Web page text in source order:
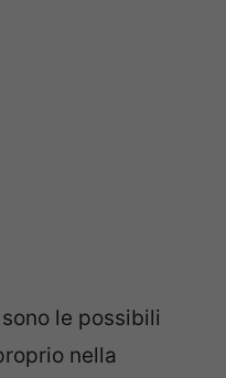
le possibili
nella